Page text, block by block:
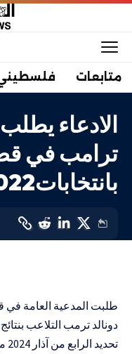
متابعات
الادعاء
ترامب في
بانتخابات2022
طلبت المدعية العامة في
دونالد ترمب التلاعب
تحديد الرابع من آذار 2024 موعدا لبدء محاكمته.